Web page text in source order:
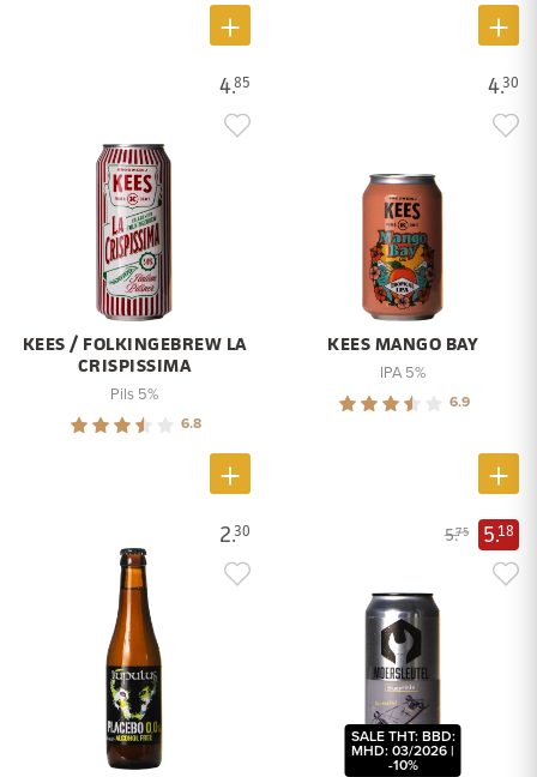
4.85
KEES / FOLKINGEBREW LA
CRISPISSIMA
Pils 5%
6.8
4.30
KEES MANGO BAY
IPA 5%
6.9
2.30 5.75 5.18
SALE THT: BBD:
MHD: 03/2026 |
-10%